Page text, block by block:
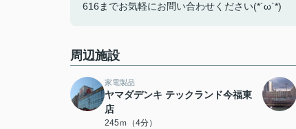
616までお気軽にお問い合わせください(*´ω`*)
周辺施設
家電製品
ヤマダデンキ テックランド今福東
店
245ｍ（4分）